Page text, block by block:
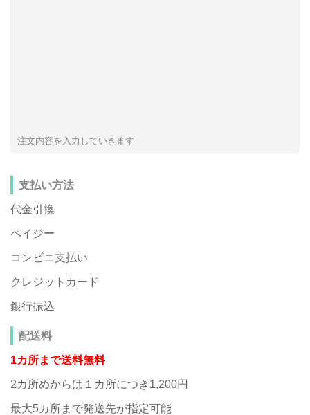
注文内容を入力していきます
支払い方法
代金引換
ペイジー
コンビニ支払い
クレジットカード
銀行振込
配送料
1カ所まで送料無料
2カ所めからは１カ所につき1,200円
最大5カ所まで発送先が指定可能